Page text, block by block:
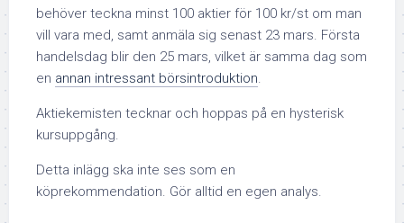
behöver teckna minst 100 aktier för 100 kr/st om man
vill vara med, samt anmäla sig senast 23 mars. Första
handelsdag blir den 25 mars, vilket är samma dag som
en annan intressant börsintroduktion.
Aktiekemisten tecknar och hoppas på en hysterisk
kursuppgång.
Detta inlägg ska inte ses som en
köprekommendation. Gör alltid en egen analys.